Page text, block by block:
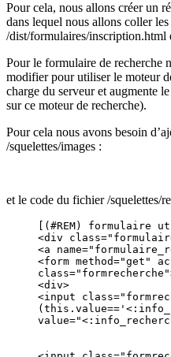
Pour cela, nous allons créer un
dans lequel nous allons coller
/dist/formulaires/inscription.html
Pour le formulaire de recherche
modifier pour utiliser le moteur
charge du serveur et augmente
sur ce moteur de recherche).
Pour cela nous avons besoin
/squelettes/images :
et le code du fichier /squelettes/
[(#REM) formulaire
<div
<a
<form method="get"
<div>
<input